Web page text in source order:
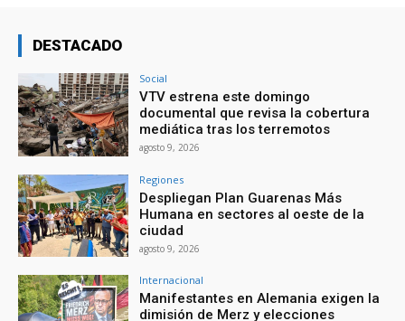
DESTACADO
Social
VTV estrena este domingo
documental que revisa la cobertura
mediática tras los terremotos
agosto 9, 2026
Regiones
Despliegan Plan Guarenas Más
Humana en sectores al oeste de la
ciudad
agosto 9, 2026
Internacional
Manifestantes en Alemania exigen la
dimisión de Merz y elecciones